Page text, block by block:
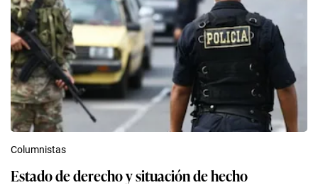
Columnistas
Estado de derecho y situación de hecho